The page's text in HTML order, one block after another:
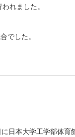
れました。
でした。
日本大学工学部体